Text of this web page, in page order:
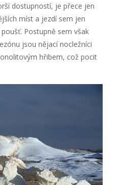
dostupností, je přece jen
míst a jezdí sem jen
Postupně sem však
jsou nějací nocležníci
hřibem, což pocit